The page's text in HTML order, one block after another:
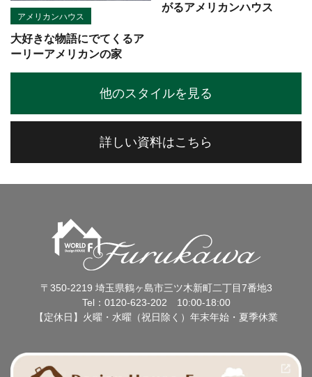
アメリカンハウス
大好きな物語にでてくるア
ーリーアメリカンの家
がるアメリカンハウス
他のスタイルを見る
詳しい資料はこちら
〒350-2219 埼玉県鶴ヶ島市三ツ木新町二丁目7番地3
Tel：0120-623-202 10:00-18:00
【定休日】火曜・水曜（祝日除く）年末年始・夏季休業